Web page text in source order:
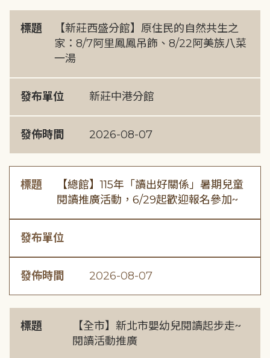
標題
【新莊西盛分館】原住民的自然共生之
家：8/7阿里鳳鳳吊飾、8/22阿美族八菜
一湯
發布單位 新莊中港分館
發佈時間 2026-08-07
標題
【總館】115年「讀出好關係」暑期兒童
閱讀推廣活動，6/29起歡迎報名參加~
發布單位
發佈時間 2026-08-07
標題
【全市】新北市嬰幼兒閱讀起步走~
閱讀活動推廣